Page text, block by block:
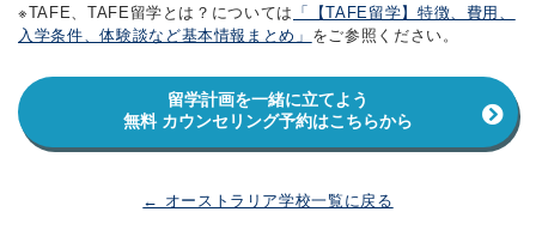
※TAFE、TAFE留学とは？については 「【TAFE留学】特徴、費用、
入学条件、体験談など基本情報まとめ」 をご参照ください。
留学計画を一緒に立てよう
無料 カウンセリング予約はこちらから
← オーストラリア学校一覧に戻る